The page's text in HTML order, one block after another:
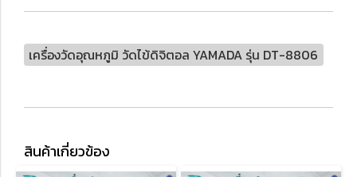
เครื่องวัดอุณหภูมิ วัดไข้ดิจิตอล YAMADA รุ่น DT-8806
สินค้าเกี่ยวข้อง